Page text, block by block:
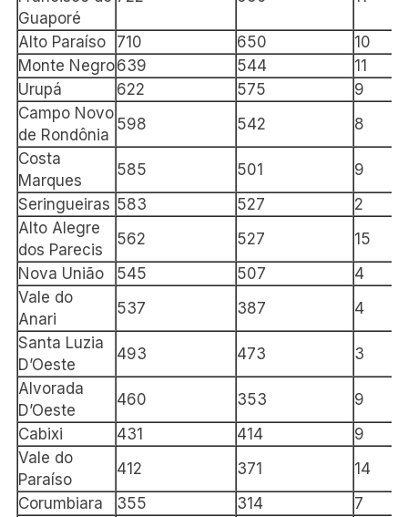
Guaporé
Alto Paraíso 710 650
10
Monte Negro639 544
11
Urupá
622 575
9
Campo Novo
de Rondônia
598 542
8
Costa
Marques
585 501
9
Seringueiras 583 527
2
Alto Alegre
dos Parecis
562 527
15
Nova União
545 507
4
Vale do
Anari
537 387
4
Santa Luzia
D’Oeste
493 473
3
Alvorada
D’Oeste
460 353
9
Cabixi
431 414
9
Vale do
Paraíso
412 371
14
Corumbiara
355 314
7